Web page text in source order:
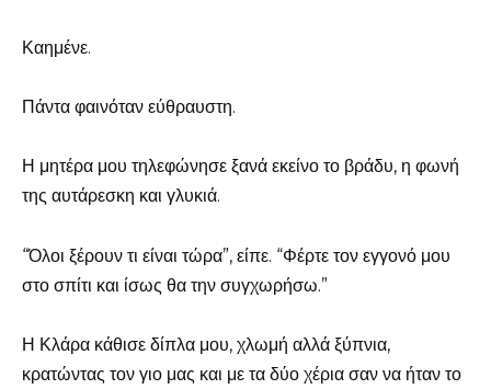
Καημένε.
Πάντα φαινόταν εύθραυστη.
Η μητέρα μου τηλεφώνησε ξανά εκείνο το βράδυ, η φωνή
της αυτάρεσκη και γλυκιά.
“Όλοι ξέρουν τι είναι τώρα”, είπε. “Φέρτε τον εγγονό μου
στο σπίτι και ίσως θα την συγχωρήσω.”
Η Κλάρα κάθισε δίπλα μου, χλωμή αλλά ξύπνια,
κρατώντας τον γιο μας και με τα δύο χέρια σαν να ήταν το